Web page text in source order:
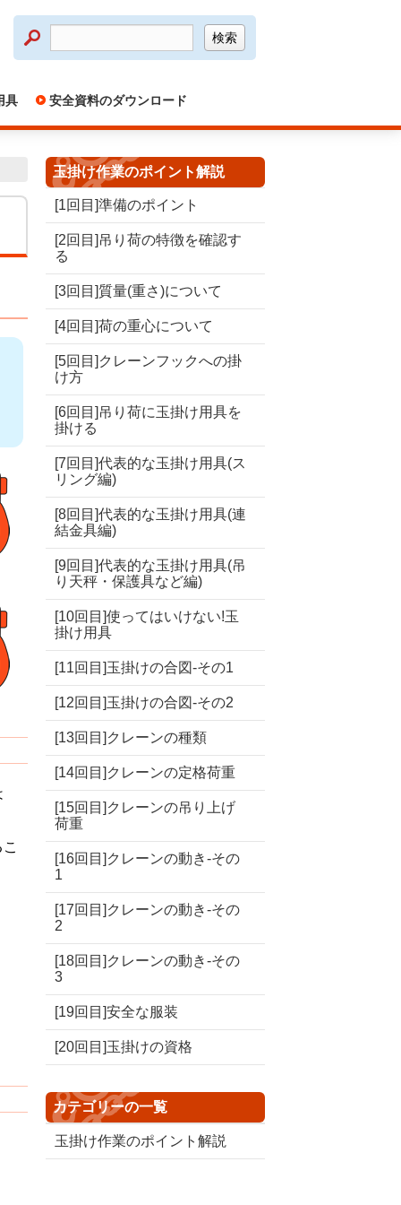
検索
具 安全資料のダウンロード
玉掛け作業のポイント解説
[1回目]準備のポイント
[2回目]吊り荷の特徴を確認す
る
[3回目]質量(重さ)について
[4回目]荷の重心について
[5回目]クレーンフックへの掛
け方
[6回目]吊り荷に玉掛け用具を
掛ける
[7回目]代表的な玉掛け用具(ス
リング編)
[8回目]代表的な玉掛け用具(連
結金具編)
[9回目]代表的な玉掛け用具(吊
り天秤・保護具など編)
[10回目]使ってはいけない!玉
掛け用具
[11回目]玉掛けの合図-その1
[12回目]玉掛けの合図-その2
[13回目]クレーンの種類
[14回目]クレーンの定格荷重
[15回目]クレーンの吊り上げ
荷重
[16回目]クレーンの動き-その
1
[17回目]クレーンの動き-その
2
[18回目]クレーンの動き-その
3
[19回目]安全な服装
[20回目]玉掛けの資格
カテゴリーの一覧
玉掛け作業のポイント解説